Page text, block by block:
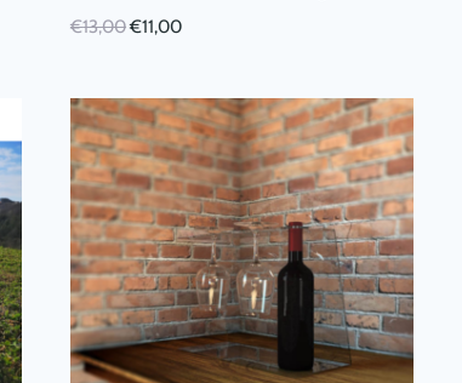
€13,00Il
era:
€13,00.
€11,00Il
è:
€11,00.